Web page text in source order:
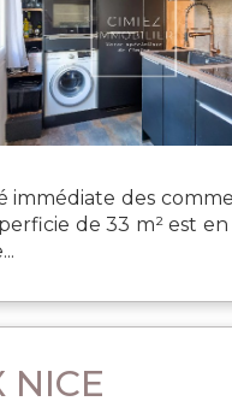
immédiate des
de 33 m² est
NICE